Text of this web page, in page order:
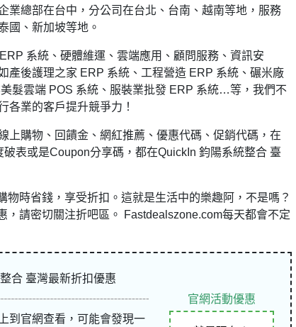
業總部在台中，分公司在台北、台南、越南等地，服務
國、新加坡等地。
系統、硬體維運、雲端應用、顧問服務、資訊安
產後護理之家 ERP 系統、工程營造 ERP 系統、碾米廠
髮雲端 POS 系統、服裝業批發 ERP 系統…等，我們不
各業的客戶提升競爭力！
上購物、回饋金、網紅推薦、優惠代碼、促銷代碼，在
表或是Coupon分享碼，都在QuickIn 鈞陽系統整合 臺
時省錢，享受折扣。這就是生活中的樂趣阿，不是嗎？
請密切關注折吧區。 Fastdealszone.com每天都會不定
合 臺灣最新折扣優惠
到官網查看，可能會發現一
官網活動優惠